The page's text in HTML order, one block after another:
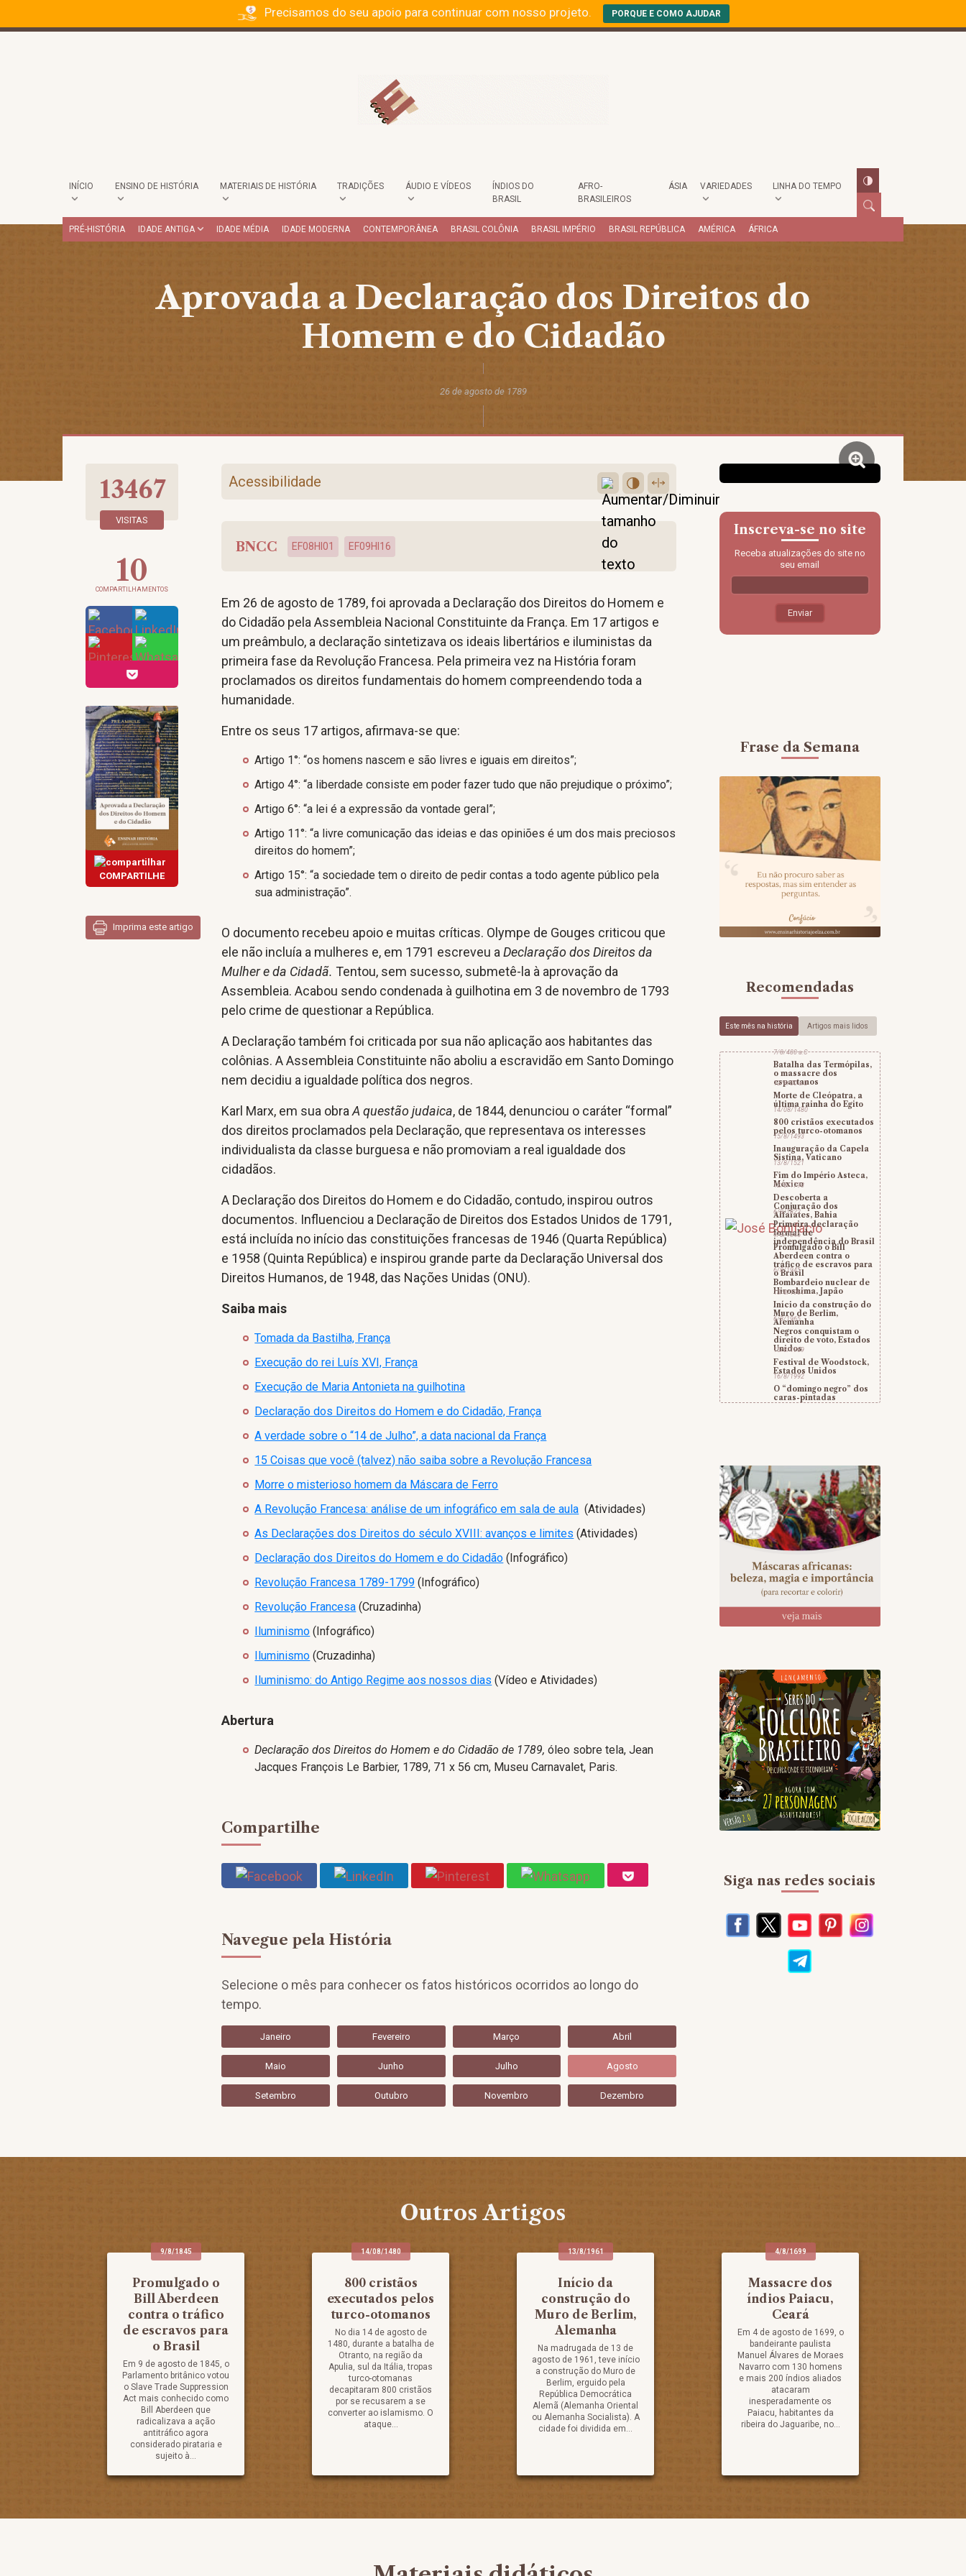
Precisamos do seu apoio para continuar com nosso projeto. PORQUE E COMO AJUDAR
INÍCIO ENSINO DE HISTÓRIA MATERIAIS DE HISTÓRIA TRADIÇÕES ÁUDIO E VÍDEOS
ÍNDIOS DO
BRASIL
AFRO-
BRASILEIROS
ÁSIA VARIEDADES LINHA DO TEMPO
PRÉ-HISTÓRIA IDADE ANTIGA IDADE MÉDIA IDADE MODERNA CONTEMPORÂNEA BRASIL COLÔNIA BRASIL IMPÉRIO BRASIL REPÚBLICA AMÉRICA ÁFRICA
Aprovada a Declaração dos Direitos do
Homem e do Cidadão
26 de agosto de 1789
13467
VISITAS
10
COMPARTILHAMENTOS
COMPARTILHE
Imprima este artigo
Acessibilidade
BNCC EF08HI01 EF09HI16
Em 26 de agosto de 1789, foi aprovada a Declaração dos Direitos do Homem e
do Cidadão pela Assembleia Nacional Constituinte da França. Em 17 artigos e
um preâmbulo, a declaração sintetizava os ideais libertários e iluministas da
primeira fase da Revolução Francesa. Pela primeira vez na História foram
proclamados os direitos fundamentais do homem compreendendo toda a
humanidade.
Entre os seus 17 artigos, afirmava-se que:
Artigo 1°: “os homens nascem e são livres e iguais em direitos”;
Artigo 4°: “a liberdade consiste em poder fazer tudo que não prejudique o próximo”;
Artigo 6°: “a lei é a expressão da vontade geral”;
Artigo 11°: “a livre comunicação das ideias e das opiniões é um dos mais preciosos
direitos do homem”;
Artigo 15°: “a sociedade tem o direito de pedir contas a todo agente público pela
sua administração”.
O documento recebeu apoio e muitas críticas. Olympe de Gouges criticou que
ele não incluía a mulheres e, em 1791 escreveu aDeclaração dos Direitos da
Mulher e da Cidadã. Tentou, sem sucesso, submetê-la à aprovação da
Assembleia. Acabou sendo condenada à guilhotina em 3 de novembro de 1793
pelo crime de questionar a República.
A Declaração também foi criticada por sua não aplicação aos habitantes das
colônias. A Assembleia Constituinte não aboliu a escravidão em Santo Domingo
nem decidiu a igualdade política dos negros.
Karl Marx, em sua obraA questão judaica, de 1844, denunciou o caráter “formal”
dos direitos proclamados pela Declaração, que representava os interesses
individualista da classe burguesa e não promoviam a real igualdade dos
cidadãos.
A Declaração dos Direitos do Homem e do Cidadão, contudo, inspirou outros
documentos. Influenciou a Declaração de Direitos dos Estados Unidos de 1791,
está incluída no início das constituições francesas de 1946 (Quarta República)
e 1958 (Quinta República) e inspirou grande parte da Declaração Universal dos
Direitos Humanos, de 1948, das Nações Unidas (ONU).
Saiba mais
Tomada da Bastilha, França
Execução do rei Luís XVI, França
Execução de Maria Antonieta na guilhotina
Declaração dos Direitos do Homem e do Cidadão, França
A verdade sobre o “14 de Julho”, a data nacional da França
15 Coisas que você (talvez) não saiba sobre a Revolução Francesa
Morre o misterioso homem da Máscara de Ferro
A Revolução Francesa: análise de um infográfico em sala de aula (Atividades)
As Declarações dos Direitos do século XVIII: avanços e limites (Atividades)
Declaração dos Direitos do Homem e do Cidadão (Infográfico)
Revolução Francesa 1789-1799 (Infográfico)
Revolução Francesa (Cruzadinha)
Iluminismo (Infográfico)
Iluminismo (Cruzadinha)
Iluminismo: do Antigo Regime aos nossos dias (Vídeo e Atividades)
Abertura
Declaração dos Direitos do Homem e do Cidadão de 1789,óleo sobre tela, Jean
Jacques François Le Barbier, 1789, 71 x 56 cm, Museu Carnavalet, Paris.
Compartilhe
Navegue pela História
Selecione o mês para conhecer os fatos históricos ocorridos ao longo do
tempo.
Janeiro Fevereiro Março Abril
Maio Junho Julho Agosto
Setembro Outubro Novembro Dezembro
Inscreva-se no site
Receba atualizações do site no
seu email
Frase da Semana
Recomendadas
Este mês na história Artigos mais lidos
7/8/480 a.C
Batalha das Termópilas,
o massacre dos
espartanos
12/8/30 a.C
Morte de Cleópatra, a
última rainha do Egito
14/08/1480
800 cristãos executados
pelos turco-otomanos
15/8/1493
Inauguração da Capela
Sistina, Vaticano
13/8/1521
Fim do Império Asteca,
México
12/8/1798
Descoberta a
Conjuração dos
Alfaiates, Bahia
6/8/1822
Primeira declaração
formal de
independência do Brasil
9/8/1845
Promulgado o Bill
Aberdeen contra o
tráfico de escravos para
o Brasil
6/8/1945
Bombardeio nuclear de
Hiroshima, Japão
13/8/1961
Início da construção do
Muro de Berlim,
Alemanha
6/8/1965
Negros conquistam o
direito de voto, Estados
Unidos
15/8/1969
Festival de Woodstock,
Estados Unidos
16/8/1992
O “domingo negro” dos
caras-pintadas
Siga nas redes sociais
Outros Artigos
9/8/1845
Promulgado o
Bill Aberdeen
contra o tráfico
de escravos para
o Brasil
Em 9 de agosto de 1845, o
Parlamento britânico votou
o Slave Trade Suppression
Act mais conhecido como
Bill Aberdeen que
radicalizava a ação
antitráfico agora
considerado pirataria e
sujeito à...
14/08/1480
800 cristãos
executados pelos
turco-otomanos
No dia 14 de agosto de
1480, durante a batalha de
Otranto, na região da
Apulia, sul da Itália, tropas
turco-otomanas
decapitaram 800 cristãos
por se recusarem a se
converter ao islamismo. O
ataque...
13/8/1961
Início da
construção do
Muro de Berlim,
Alemanha
Na madrugada de 13 de
agosto de 1961, teve início
a construção do Muro de
Berlim, erguido pela
República Democrática
Alemã (Alemanha Oriental
ou Alemanha Socialista). A
cidade foi dividida em...
4/8/1699
Massacre dos
índios Paiacu,
Ceará
Em 4 de agosto de 1699, o
bandeirante paulista
Manuel Álvares de Moraes
Navarro com 130 homens
e mais 200 índios aliados
atacaram
inesperadamente os
Paiacu, habitantes da
ribeira do Jaguaribe, no...